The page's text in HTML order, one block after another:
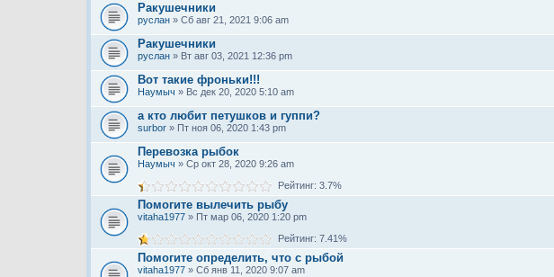
Ракушечники
руслан » Сб авг 21, 2021 9:06 am
Ракушечники
руслан » Вт авг 03, 2021 12:36 pm
Вот такие фроньки!!!
Наумыч » Вс дек 20, 2020 5:10 am
а кто любит петушков и гуппи?
surbor » Пт ноя 06, 2020 1:43 pm
Перевозка рыбок
Наумыч » Ср окт 28, 2020 9:26 am
Рейтинг: 3.7%
Помогите вылечить рыбу
vitaha1977 » Пт мар 06, 2020 1:20 pm
Рейтинг: 7.41%
Помогите определить, что с рыбой
vitaha1977 » Сб янв 11, 2020 9:07 am